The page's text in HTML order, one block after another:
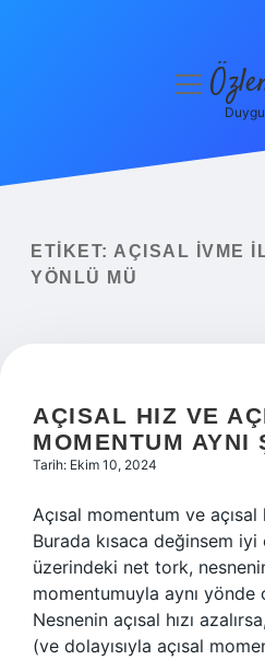
Yasal Uyarı
menüyü
ETIKET: AÇISAL IVME
YÖNLÜ MÜ
AÇISAL HIZ VE
MOMENTUM AYNI
Tarih: Ekim 10, 2024
Açısal momentum ve açısal
Burada kısaca değinsem
üzerindeki net tork,
momentumuyla aynı
Nesnenin açısal hızı
(ve dolayısıyla açısal